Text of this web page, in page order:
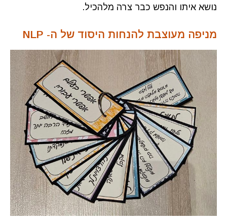
נושא איתו והנפש כבר צרה מלהכיל.
מניפה מעוצבת להנחות היסוד של ה- NLP